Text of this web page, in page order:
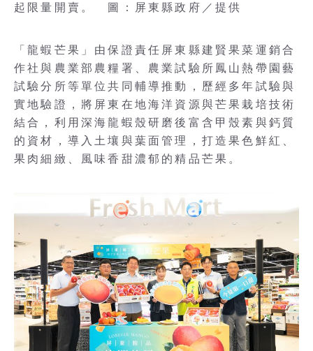
起限量開賣。 圖：屏東縣政府／提供
「龍蝦芒果」由保證責任屏東縣建賢果菜運銷合
作社與農業部農糧署、農業試驗所鳳山熱帶園藝
試驗分所等單位共同輔導推動，歷經多年試驗與
實地驗證，將屏東在地海洋資源與芒果栽培技術
結合，利用深海龍蝦殼研磨後富含甲殼素與鈣質
的資材，導入土壤與葉面管理，打造果色鮮紅、
果肉細緻、風味香甜濃郁的精品芒果。